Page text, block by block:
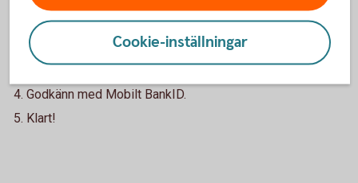
Tryck på knappen “Skanna”.
Rikta kameran mot QR-koden.
Kontrollera betalningen
Godkänn med Mobilt BankID.
Klart!
Cookie-inställningar